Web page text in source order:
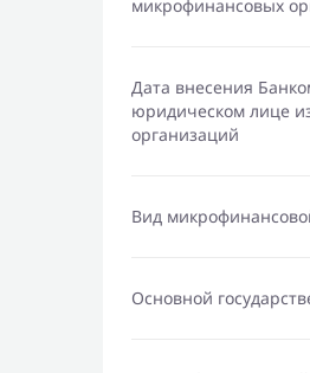
микрофинансовых
Дата внесения
юридическом лице
организаций
Вид
Основной